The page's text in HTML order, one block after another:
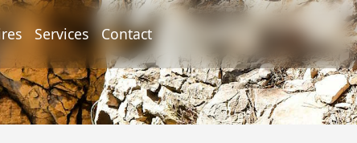
Services Contact